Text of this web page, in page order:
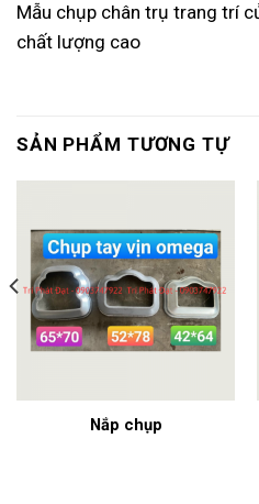
Mẫu chụp chân trụ trang trí
chất lượng cao
SẢN PHẨM TƯƠNG TỰ
Nắp chụp